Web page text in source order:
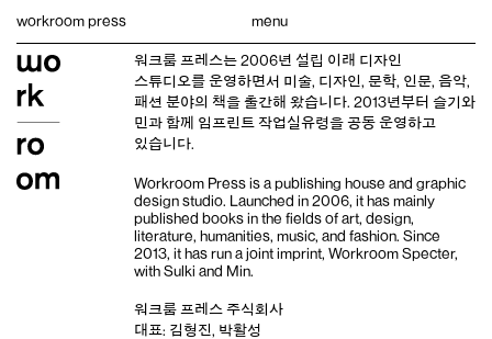
workroom press menu
워크룸 프레스는 2006년 설립 이래 디자인
스튜디오를 운영하면서 미술, 디자인, 문학, 인문, 음악,
패션 분야의 책을 출간해 왔습니다. 2013년부터 슬기와
민과 함께 임프린트 작업실유령을 공동 운영하고
있습니다.
Workroom Press is a publishing house and graphic
design studio. Launched in 2006, it has mainly
published books in the fields of art, design,
literature, humanities, music, and fashion. Since
2013, it has run a joint imprint, Workroom Specter,
with Sulki and Min.
워크룸 프레스 주식회사
대표: 김형진, 박활성